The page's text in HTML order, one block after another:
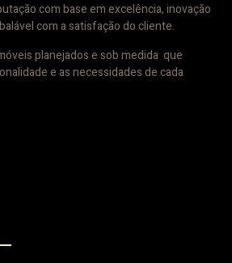
com base em excelência, inovação
com a satisfação do cliente.
planejados e sob medida que
e as necessidades de cada